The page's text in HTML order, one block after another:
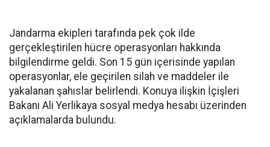
Jandarma ekipleri tarafında pek çok ilde
gerçekleştirilen hücre operasyonları hakkında
bilgilendirme geldi. Son 15 gün içerisinde yapılan
operasyonlar, ele geçirilen silah ve maddeler ile
yakalanan şahıslar belirlendi. Konuya ilişkin İçişleri
Bakanı Ali Yerlikaya sosyal medya hesabı üzerinden
açıklamalarda bulundu.